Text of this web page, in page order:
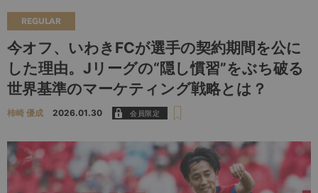
REGULAR
今オフ、いわきFCが選手の契約期間を公に
した理由。Jリーグの“隠し慣習”をぶち破る
世界基準のマーケティング戦略とは？
柿崎 優成 2026.01.30